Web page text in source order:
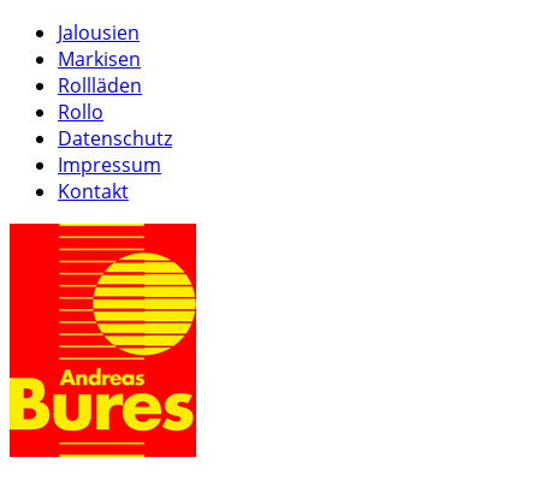
Jalousien
Markisen
Rollläden
Rollo
Datenschutz
Impressum
Kontakt